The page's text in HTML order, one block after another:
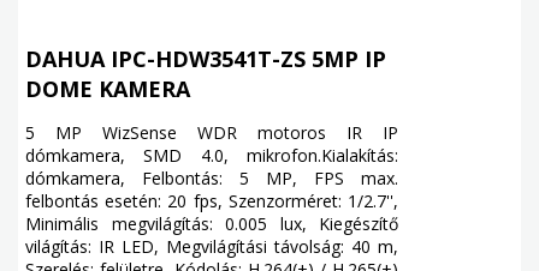
DAHUA IPC-HDW3541T-ZS 5MP IP
DOME KAMERA
5 MP WizSense WDR motoros IR IP
dómkamera, SMD 4.0, mikrofon.Kialakítás:
dómkamera, Felbontás: 5 MP, FPS max.
felbontás esetén: 20 fps, Szenzorméret: 1/2.7'',
Minimális megvilágítás: 0.005 lux, Kiegészítő
világítás: IR LED, Megvilágítási távolság: 40 m,